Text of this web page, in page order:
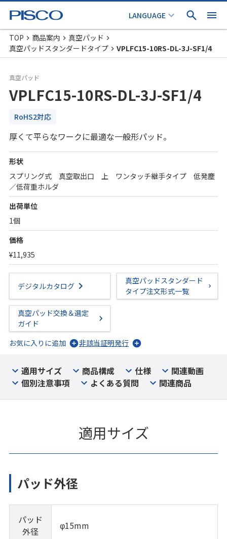
TOP 商品案内
真空パッド
真空パッドスタンダードタイプ
VPLFC15-10RS-DL-3J-SF1/4
真空パッド
VPLFC15-10RS-DL-3J-SF1/4
RoHS2対応
厚くて平らなワークに最適な一般形パッド。
形状
スプリング式 真空取出口 上 ワンタッチ継手タイプ 低発塵
／低荷重ホルダ
出荷単位
1個
価格
¥11,935
デジタルカタログ
真空パッドスタンダード
タイプ注文形式一覧
真空パッド交換＆選定
ガイド
お気に入りに追加
非該当証明発行
適用サイズ 商品構成 仕様
関連動画
個別注意事項
よくある質問 関連商品
適用サイズ
パッド外径
パッド
外径
φ15mm